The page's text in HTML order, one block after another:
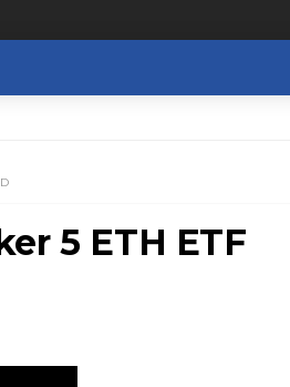
5 ETH ETF